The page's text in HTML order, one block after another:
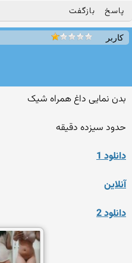
پاسخ بازگفت
کاربر
بدن نمایی داغ همراه شیک
حدود سیزده دقیقه
دانلود 1
آنلاین
دانلود 2